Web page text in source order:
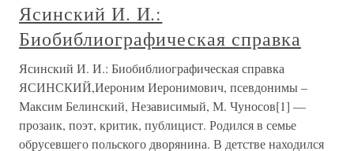
Ясинский И. И.:
Биобиблиографическая справка
Ясинский И. И.: Биобиблиографическая справка
ЯСИНСКИЙ,Иероним Иеронимович, псевдонимы –
Максим Белинский, Независимый, М. Чуносов[1] —
прозаик, поэт, критик, публицист. Родился в семье
обрусевшего польского дворянина. В детстве находился